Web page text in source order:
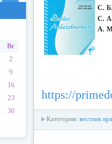
С.
С.
А.
https://
Категория: вестник
Вс
2
9
16
23
30